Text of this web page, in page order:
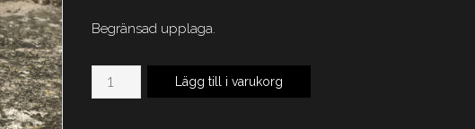
Begränsad upplaga.
DCH
LJUSLYKTA
Lägg till i varukorg